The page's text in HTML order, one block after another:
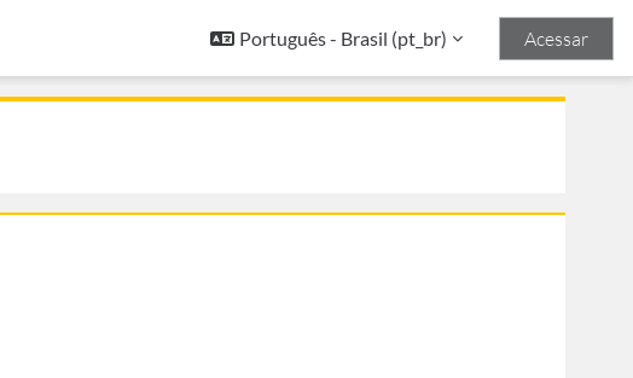
Português - Brasil ‎(pt_br)‎ Acessar